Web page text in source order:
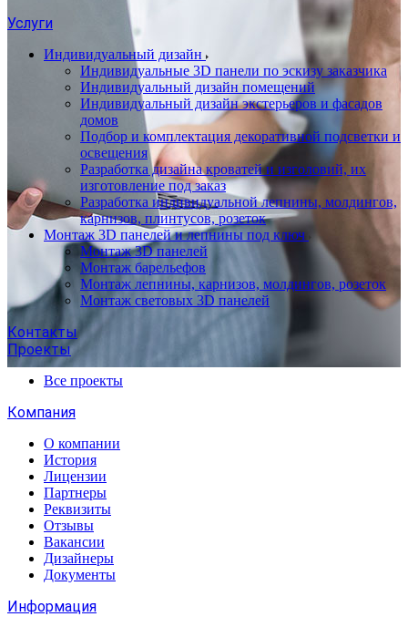
Услуги
Индивидуальный дизайн
Индивидуальные 3D панели по эскизу заказчика
Индивидуальный дизайн помещений
Индивидуальный дизайн экстерьеров и фасадов
домов
Подбор и комплектация декоративной подсветки и
освещения
Разработка дизайна кроватей и изголовий, их
изготовление под заказ
Разработка индивидуальной лепнины, молдингов,
карнизов, плинтусов, розеток
Монтаж 3D панелей и лепнины под ключ
Монтаж 3D панелей
Монтаж барельефов
Монтаж лепнины, карнизов, молдингов, розеток
Монтаж световых 3D панелей
Контакты
Проекты
Все проекты
Компания
О компании
История
Лицензии
Партнеры
Реквизиты
Отзывы
Вакансии
Дизайнеры
Документы
Информация